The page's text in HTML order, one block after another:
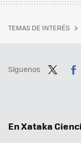
TEMAS DE INTERÉS
Síguenos
En Xataka